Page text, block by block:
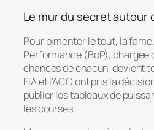
Le mur du secret autour
Pour pimenter le tout, la
Performance (BoP), chargée
chances de chacun, devient
FIA et l’ACO ont pris la
publier les tableaux de
les courses.